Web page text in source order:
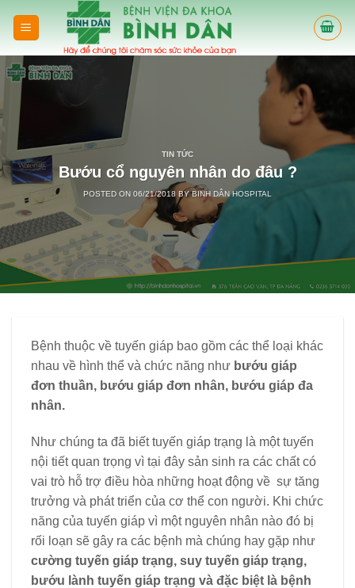
TIN TỨC
Bướu cổ nguyên nhân do đâu ?
POSTED ON 06/21/2018 BYBINH DÂN HOSPITAL
Bệnh thuộc về tuyến giáp bao gồm các thể loại khác
nhau về hình thể và chức năng như bướu giáp
đơn thuần, bướu giáp đơn nhân, bướu giáp đa
nhân.
Như chúng ta đã biết tuyến giáp trạng là một tuyến
nội tiết quan trọng vì tại đây sản sinh ra các chất có
vai trò hỗ trợ điều hòa những hoạt động về sự tăng
trưởng và phát triển của cơ thể con người. Khi chức
năng của tuyến giáp vì một nguyên nhân nào đó bị
rối loạn sẽ gây ra các bệnh mà chúng hay gặp như
cường tuyến giáp trạng, suy tuyến giáp trạng,
bướu l ành tuyến giáp trạng và đặc biệt l à bệnh